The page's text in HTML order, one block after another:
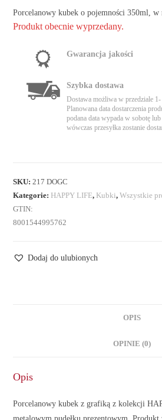
Porcelanowy kubek o pojemności 350ml, w
Produkt obecnie wyprzedany.
Gwarancja jakości
Szybka dostawa
Dostawa możliwa w przedziale
Planowana data dostarczenia
podana data wypada w sobotę
wówczas przesyłka zostanie
SKU:217 DOGC
Kategorie: HAPPY LIFE, Kubki,Wszystkie
GTIN:
8001544995762
Dodaj do ulubionych
OPIS
OPINIE (0)
Opis
Porcelanowy kubek z grafiką z kolekcji